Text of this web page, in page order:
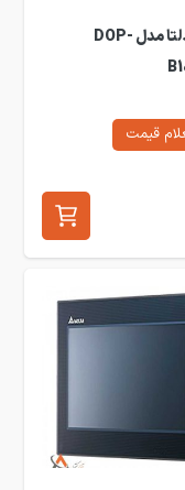
HMI دلتا مدل DOP-
قیمت